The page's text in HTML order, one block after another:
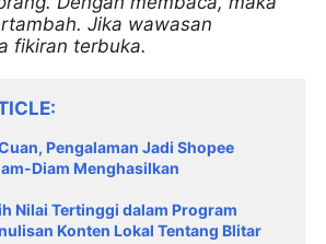
Jika wawasan
fikiran terbuka.
Pengalaman Jadi Shopee
Diam Menghasilkan
Nilai Tertinggi dalam Program
Konten Lokal Tentang Blitar